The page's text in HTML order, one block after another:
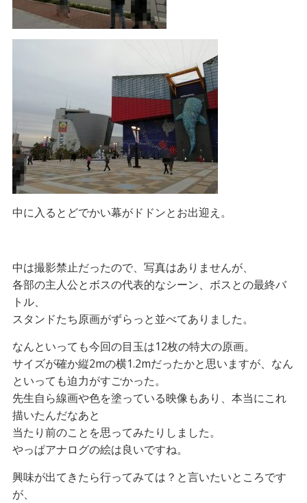
中に入るとどでかい幕がドドンとお出迎え。
中は撮影禁止だったので、写真はありませんが、
各部の主人公とボスの代表的なシーン、ボスとの最終バ
トル、
スタンドたち原画がずらっと並べてありました。
なんといっても今回の目玉は12枚の特大の原画。
サイズが確か縦2mの横1.2mだったかと思いますが、なん
といっても迫力がすごかった。
先生自ら線画や色を塗っている映像もあり、本当にこれ
描いたんだなあと
当たり前のことを思ってみたりしました。
やっぱアナログの絵は良いですね。
興味が出てきたら行ってみては？と言いたいところです
が、